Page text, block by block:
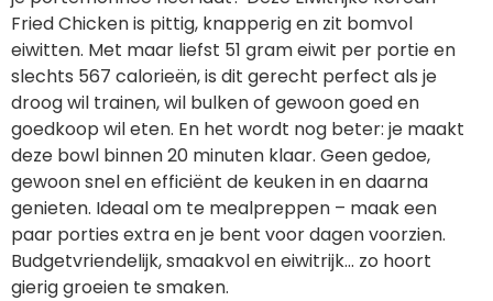
Fried Chicken is pittig, knapperig en zit bomvol
eiwitten. Met maar liefst 51 gram eiwit per portie en
slechts 567 calorieën, is dit gerecht perfect als je
droog wil trainen, wil bulken of gewoon goed en
goedkoop wil eten. En het wordt nog beter: je maakt
deze bowl binnen 20 minuten klaar. Geen gedoe,
gewoon snel en efficiënt de keuken in en daarna
genieten. Ideaal om te mealpreppen – maak een
paar porties extra en je bent voor dagen voorzien.
Budgetvriendelijk, smaakvol en eiwitrijk… zo hoort
gierig groeien te smaken.